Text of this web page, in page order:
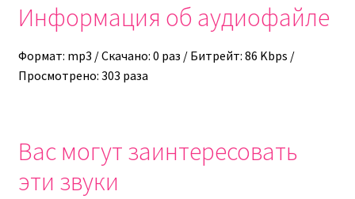
Информация об аудиофайле
Формат: mp3 / Скачано: 0 раз / Битрейт: 86 Kbps /
Просмотрено: 303 раза
Вас могут заинтересовать
эти звуки